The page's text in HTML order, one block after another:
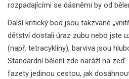
rozpadajícími se dásněmi by od
Další kritický bod jsou takzvané
dětství dostali úraz zubu nebo jste
(např. tetracykliny), barviva jsou
Standardní bělení zde naráží na
fazety jedinou cestou, jak